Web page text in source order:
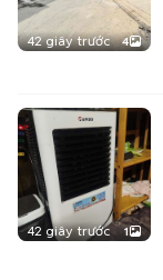
42 giây trước 4
42 giây trước 1